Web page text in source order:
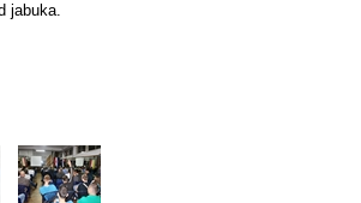
jabuka.